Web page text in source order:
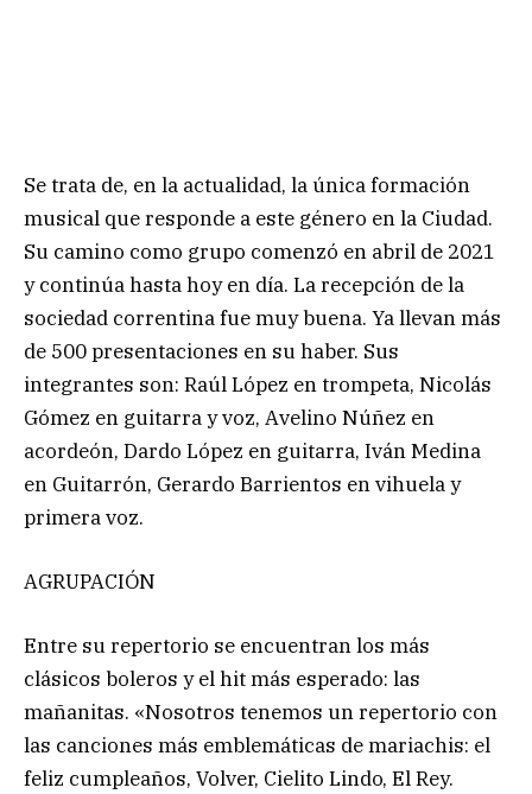
Se trata de, en la actualidad, la única formación
musical que responde a este género en la Ciudad.
Su camino como grupo comenzó en abril de 2021
y continúa hasta hoy en día. La recepción de la
sociedad correntina fue muy buena. Ya llevan más
de 500 presentaciones en su haber. Sus
integrantes son: Raúl López en trompeta, Nicolás
Gómez en guitarra y voz, Avelino Núñez en
acordeón, Dardo López en guitarra, Iván Medina
en Guitarrón, Gerardo Barrientos en vihuela y
primera voz.
AGRUPACIÓN
Entre su repertorio se encuentran los más
clásicos boleros y el hit más esperado: las
mañanitas. «Nosotros tenemos un repertorio con
las canciones más emblemáticas de mariachis: el
feliz cumpleaños, Volver, Cielito Lindo, El Rey.